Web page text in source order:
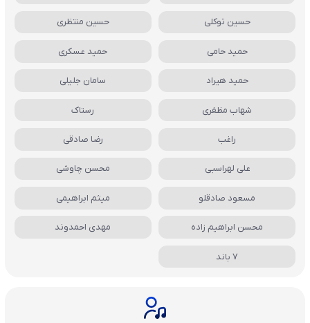
حسین توکلی حسین منتظری
حمید حامی حمید عسکری
حمید هیراد سامان جلیلی
شهاب مظفری رستاک
راغب رضا صادقی
علی لهراسبی محسن چاوشی
مسعود صادقلو میثم ابراهیمی
محسن ابراهیم زاده مهدی احمدوند
7 باند